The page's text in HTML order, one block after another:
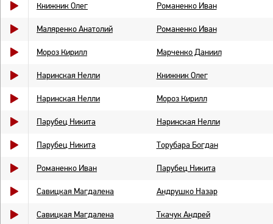
Книжник Олег Романенко Иван
Маляренко Анатолий Романенко Иван
Мороз Кирилл Марченко Даниил
Наринская Нелли Книжник Олег
Наринская Нелли Мороз Кирилл
Парубец Никита Наринская Нелли
Парубец Никита Торубара Богдан
Романенко Иван Парубец Никита
Савицкая Магдалена Андрушко Назар
Савицкая Магдалена Ткачук Андрей